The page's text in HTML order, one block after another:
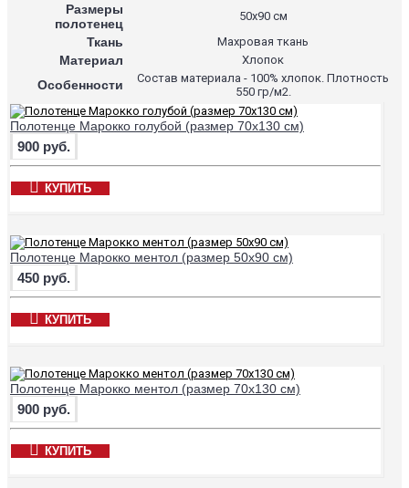
Размеры
полотенец
50х90 см
Ткань Махровая ткань
Материал Хлопок
Особенности
Состав материала - 100% хлопок. Плотность
550 гр/м2.
Полотенце Марокко голубой (размер 70х130 см)
900 руб.
КУПИТЬ
Полотенце Марокко ментол (размер 50х90 см)
450 руб.
КУПИТЬ
Полотенце Марокко ментол (размер 70х130 см)
900 руб.
КУПИТЬ